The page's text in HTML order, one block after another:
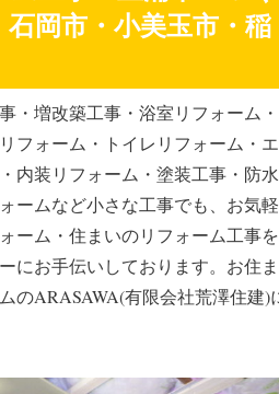
岡市・小美玉市・稲
・増改築工事・浴室リフォーム
フォーム・トイレリフォーム・
内装リフォーム・塗装工事・防
ームなど小さな工事でも、お気
ーム・住まいのリフォーム工事
にお手伝いしております。お住
のARASAWA(有限会社荒澤住建)